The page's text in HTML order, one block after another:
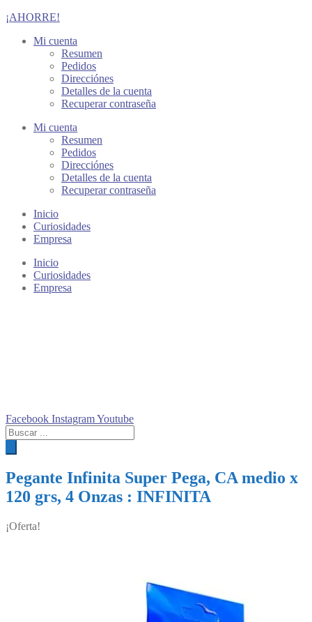
¡AHORRE!
Mi cuenta
Resumen
Pedidos
Direcciónes
Detalles de la cuenta
Recuperar contraseña
Mi cuenta
Resumen
Pedidos
Direcciónes
Detalles de la cuenta
Recuperar contraseña
Inicio
Curiosidades
Empresa
Inicio
Curiosidades
Empresa
Facebook InstagramYoutube
Búsqueda
de
productos
Pegante Infinita Super Pega, CA medio x
120 grs, 4 Onzas : INFINITA
¡Oferta!